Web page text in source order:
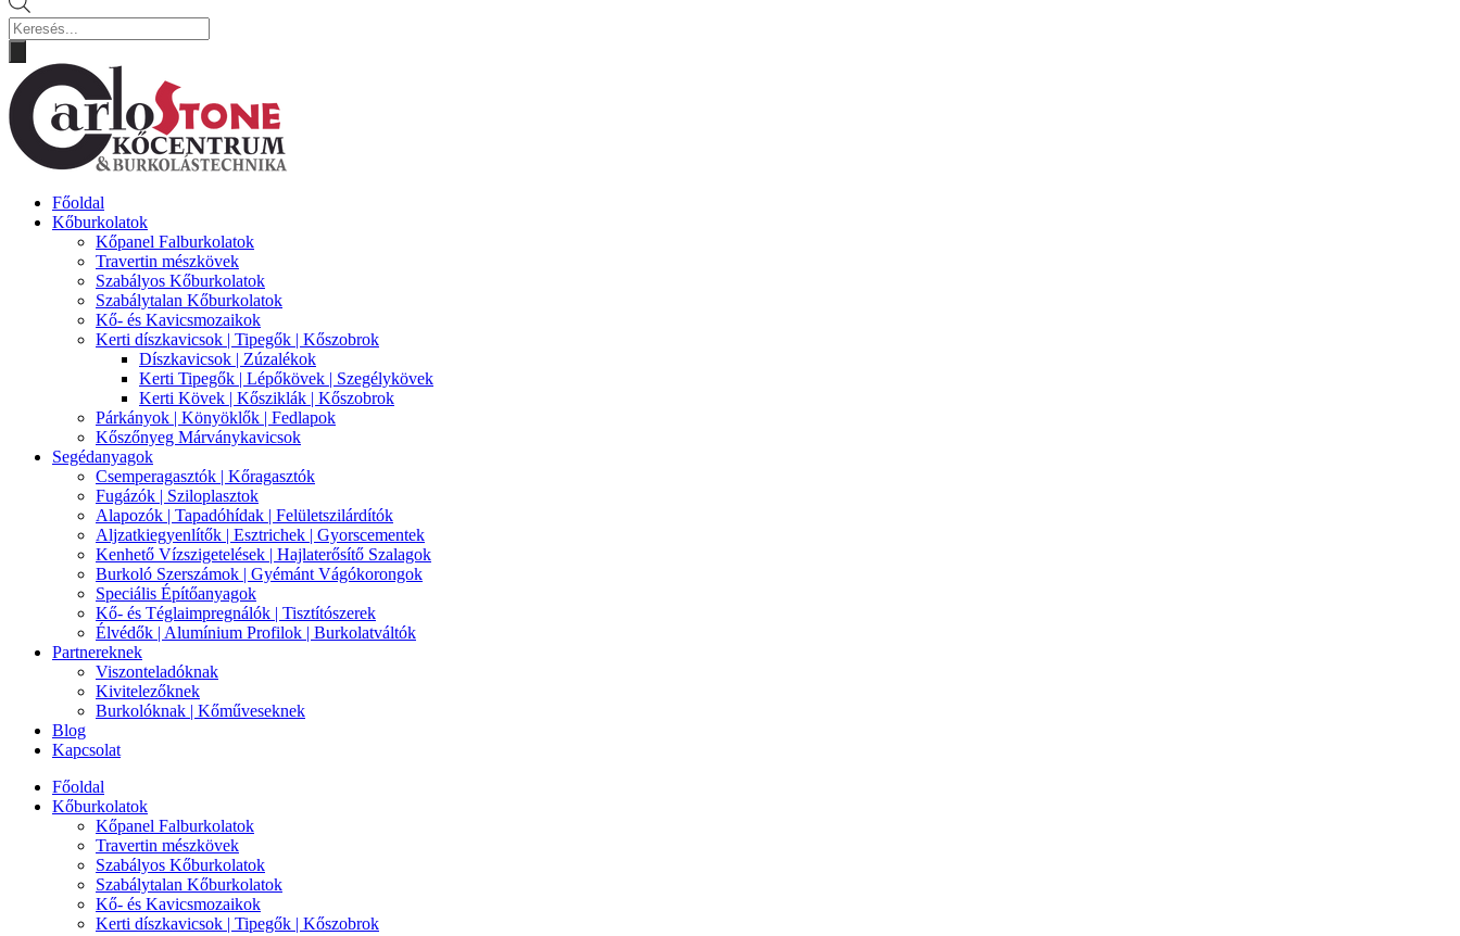
Products
search
Főoldal
Kőburkolatok
Kőpanel Falburkolatok
Travertin mészkövek
Szabályos Kőburkolatok
Szabálytalan Kőburkolatok
Kő- és Kavicsmozaikok
Kerti díszkavicsok | Tipegők | Kőszobrok
Díszkavicsok | Zúzalékok
Kerti Tipegők | Lépőkövek | Szegélykövek
Kerti Kövek | Kősziklák | Kőszobrok
Párkányok | Könyöklők | Fedlapok
Kőszőnyeg Márványkavicsok
Segédanyagok
Csemperagasztók | Kőragasztók
Fugázók | Sziloplasztok
Alapozók | Tapadóhídak | Felületszilárdítók
Aljzatkiegyenlítők | Esztrichek | Gyorscementek
Kenhető Vízszigetelések | Hajlaterősítő Szalagok
Burkoló Szerszámok | Gyémánt Vágókorongok
Speciális Építőanyagok
Kő- és Téglaimpregnálók | Tisztítószerek
Élvédők | Alumínium Profilok | Burkolatváltók
Partnereknek
Viszonteladóknak
Kivitelezőknek
Burkolóknak | Kőműveseknek
Blog
Kapcsolat
Főoldal
Kőburkolatok
Kőpanel Falburkolatok
Travertin mészkövek
Szabályos Kőburkolatok
Szabálytalan Kőburkolatok
Kő- és Kavicsmozaikok
Kerti díszkavicsok | Tipegők | Kőszobrok